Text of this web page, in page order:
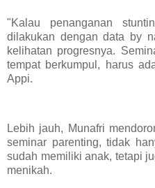
"Kalau penanganan
dilakukan dengan data by
kelihatan progresnya.
tempat berkumpul, harus
Appi.
Lebih jauh, Munafri
seminar parenting, tidak
sudah memiliki anak, tetapi
menikah.